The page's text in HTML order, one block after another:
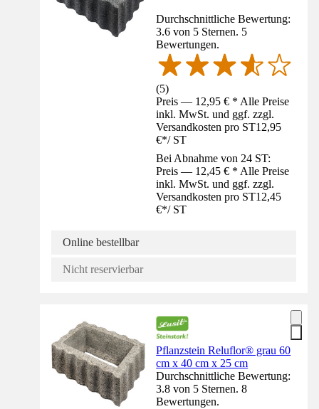
Durchschnittliche Bewertung:
3.6 von 5 Sternen. 5
Bewertungen.
(5)
Preis — 12,95 € * Alle Preise
inkl. MwSt. und ggf. zzgl.
Versandkosten pro ST12,95
€*/ ST
Bei Abnahme von 24 ST:
Preis — 12,45 € * Alle Preise
inkl. MwSt. und ggf. zzgl.
Versandkosten pro ST12,45
€*/ ST
Online bestellbar
Nicht reservierbar
Pflanzstein Reluflor® grau 60
cm x 40 cm x 25 cm
Durchschnittliche Bewertung:
3.8 von 5 Sternen. 8
Bewertungen.